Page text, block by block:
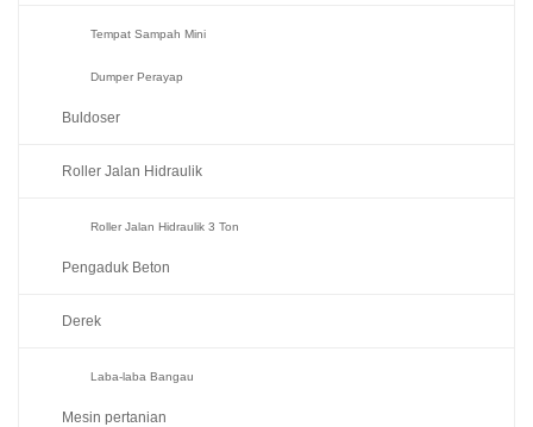
Tempat Sampah Mini
Dumper Perayap
Buldoser
Roller Jalan Hidraulik
Roller Jalan Hidraulik 3 Ton
Pengaduk Beton
Derek
Laba-laba Bangau
Mesin pertanian